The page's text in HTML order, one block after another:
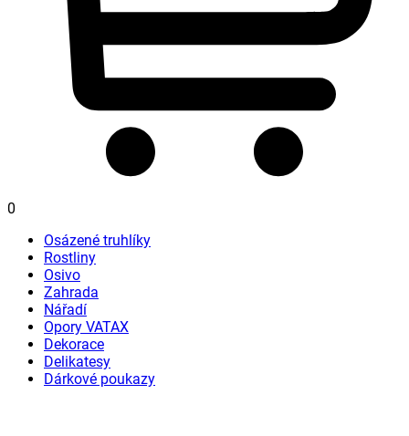
0
Osázené truhlíky
Rostliny
Osivo
Zahrada
Nářadí
Opory VATAX
Dekorace
Delikatesy
Dárkové poukazy